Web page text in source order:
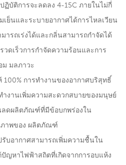
บัติการจะลดลง 4-15C ภายในไม่กี่
ย็นและระบายอากาศได้การไหลเวียน
ารถเร่งได้และกลิ่นสามารถกำจัดได้
วดเร็วการกำจัดความร้อนและการ
ม มลภาวะ
100% การทำงานของอากาศบริสุทธิ์
งานเพิ่มความสะดวกสบายของมนุษย์
ลดผลิตภัณฑ์ที่มีข้อบกพร่องใน
าพของ ผลิตภัณฑ์
รับอากาศสามารถเพิ่มความชื้นใน
ปัญหาไฟฟ้าสถิตที่เกิดจากการอบแห้ง